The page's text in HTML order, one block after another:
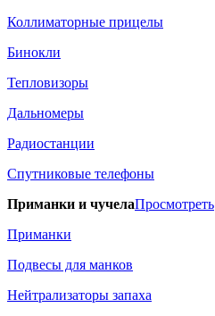
Коллиматорные прицелы
Бинокли
Тепловизоры
Дальномеры
Радиостанции
Спутниковые телефоны
Приманки и чучелаПросмотреть
Приманки
Подвесы для манков
Нейтрализаторы запаха